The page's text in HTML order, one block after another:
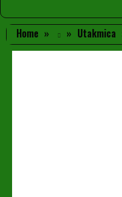
Home Utakmica